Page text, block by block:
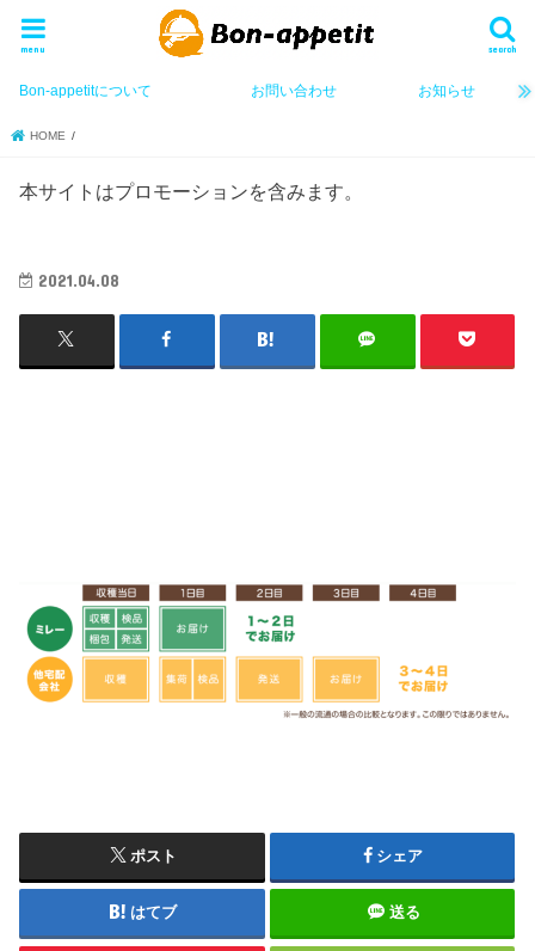
search
menu
Bon-appetitについて お問い合わせ お知らせ
HOME
本サイトはプロモーションを含みます。
2021.04.08
ポスト シェア
はてブ 送る